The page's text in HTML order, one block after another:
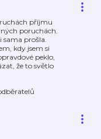
příjmu
poruchách.
sama prošla.
kdy jsem si
peklo,
že to světlo